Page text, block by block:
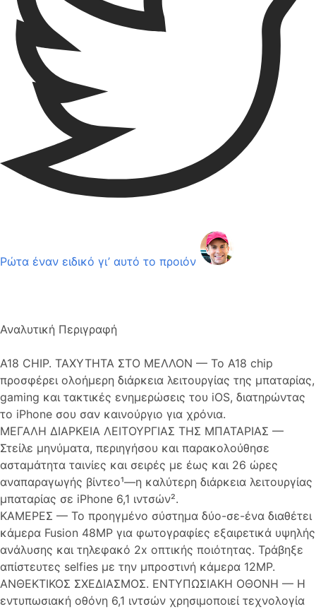
Ρώτα έναν ειδικό γι’ αυτό το προιόν
Αναλυτική Περιγραφή
A18 CHIP. ΤΑΧΥΤΗΤΑ ΣΤΟ ΜΕΛΛΟΝ — Το Α18 chip
προσφέρει ολοήμερη διάρκεια λειτουργίας της μπαταρίας,
gaming και τακτικές ενημερώσεις του iOS, διατηρώντας
το iPhone σου σαν καινούργιο για χρόνια.
ΜΕΓΑΛΗ ΔΙΑΡΚΕΙΑ ΛΕΙΤΟΥΡΓΙΑΣ ΤΗΣ ΜΠΑΤΑΡΙΑΣ —
Στείλε μηνύματα, περιηγήσου και παρακολούθησε
ασταμάτητα ταινίες και σειρές με έως και 26 ώρες
αναπαραγωγής βίντεο¹—η καλύτερη διάρκεια λειτουργίας
μπαταρίας σε iPhone 6,1 ιντσών².
ΚΑΜΕΡΕΣ — Το προηγμένο σύστημα δύο-σε-ένα διαθέτει
κάμερα Fusion 48MP για φωτογραφίες εξαιρετικά υψηλής
ανάλυσης και τηλεφακό 2x οπτικής ποιότητας. Τράβηξε
απίστευτες selfies με την μπροστινή κάμερα 12MP.
ΑΝΘΕΚΤΙΚΟΣ ΣΧΕΔΙΑΣΜΟΣ. ΕΝΤΥΠΩΣΙΑΚΗ ΟΘΟΝΗ — Η
εντυπωσιακή οθόνη 6,1 ιντσών χρησιμοποιεί τεχνολογία